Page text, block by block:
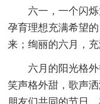
六一，一个闪
孕育理想充满希望
来；绚丽的六月，
六月的阳光格
笑声格外甜，歌声